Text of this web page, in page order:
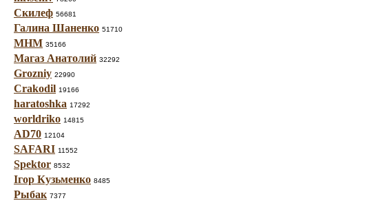
Скилеф 56681
Галина Шаненко 51710
МНМ 35166
Магаз Анатолий 32292
Grozniy 22990
Crakodil 19166
haratoshka 17292
worldriko 14815
AD70 12104
SAFARI 11552
Spektor 8532
Ігор Кузьменко 8485
Рыбак 7377